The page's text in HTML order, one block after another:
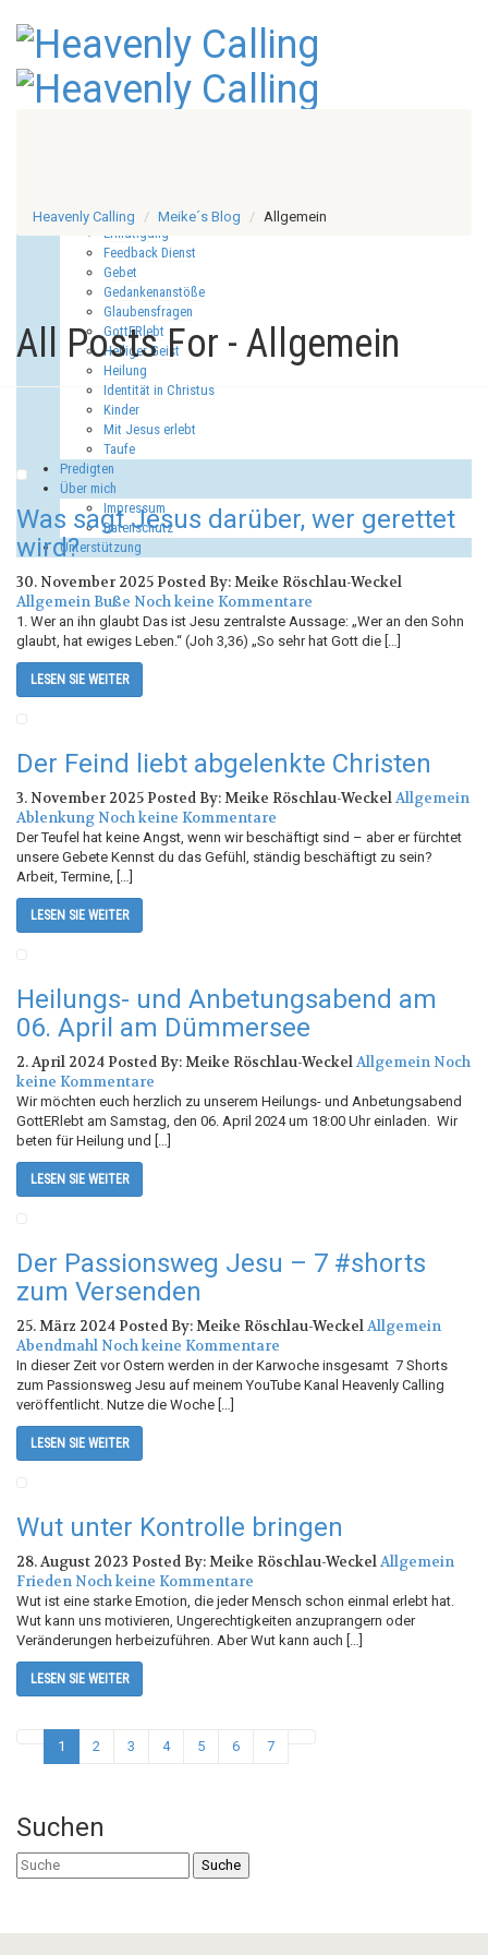
CD´s
Ermutigung
Feedback Dienst
Gebet
Gedankenanstöße
Glaubensfragen
GottERlebt
Heiliger Geist
Heilung
Identität in Christus
Kinder
Mit Jesus erlebt
Taufe
Predigten
Über mich
Impressum
Datenschutz
Unterstützung
Heavenly Calling Meike´s Blog Allgemein
All Posts For - Allgemein
Was sagt Jesus darüber, wer gerettet
wird?
30. November 2025 Posted By: Meike Röschlau-Weckel
Allgemein Buße Noch keine Kommentare
1. Wer an ihn glaubt Das ist Jesu zentralste Aussage: „Wer an den Sohn
glaubt, hat ewiges Leben.“ (Joh 3,36) „So sehr hat Gott die […]
LESEN SIE WEITER
Der Feind liebt abgelenkte Christen
3. November 2025 Posted By: Meike Röschlau-WeckelAllgemein
Ablenkung Noch keine Kommentare
Der Teufel hat keine Angst, wenn wir beschäftigt sind – aber er fürchtet
unsere Gebete Kennst du das Gefühl, ständig beschäftigt zu sein?
Arbeit, Termine, […]
LESEN SIE WEITER
Heilungs- und Anbetungsabend am
06. April am Dümmersee
2. April 2024 Posted By: Meike Röschlau-WeckelAllgemein Noch
keine Kommentare
Wir möchten euch herzlich zu unserem Heilungs- und Anbetungsabend
GottERlebt am Samstag, den 06. April 2024 um 18:00 Uhr einladen. Wir
beten für Heilung und […]
LESEN SIE WEITER
Der Passionsweg Jesu – 7 #shorts
zum Versenden
25. März 2024 Posted By: Meike Röschlau-WeckelAllgemein
Abendmahl Noch keine Kommentare
In dieser Zeit vor Ostern werden in der Karwoche insgesamt 7 Shorts
zum Passionsweg Jesu auf meinem YouTube Kanal Heavenly Calling
veröffentlicht. Nutze die Woche […]
LESEN SIE WEITER
Wut unter Kontrolle bringen
28. August 2023 Posted By: Meike Röschlau-WeckelAllgemein
Frieden Noch keine Kommentare
Wut ist eine starke Emotion, die jeder Mensch schon einmal erlebt hat.
Wut kann uns motivieren, Ungerechtigkeiten anzuprangern oder
Veränderungen herbeizuführen. Aber Wut kann auch […]
LESEN SIE WEITER
1 2 3 4 5 6 7
Suchen
Suche